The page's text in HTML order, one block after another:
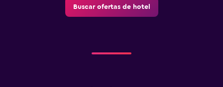
Caja fuerte para laptops
Buscar ofertas de hotel